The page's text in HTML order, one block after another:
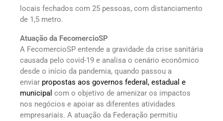
locais fechados com 25 pessoas, com distanciamento
de 1,5 metro.
Atuação da FecomercioSP
A FecomercioSP entende a gravidade da crise sanitária
causada pelo covid-19 e analisa o cenário econômico
desde o início da pandemia, quando passou a
enviar propostas aos governos federal, estadual e
municipal com o objetivo de amenizar os impactos
nos negócios e apoiar as diferentes atividades
empresariais. A atuação da Federação permitiu